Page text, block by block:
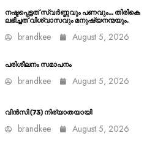
നഷ്ടപ്പെട്ടത് സ്വർണ്ണവും പണവും… തിരികെ
ലഭിച്ചത് വിശ്വാസവും മനുഷ്യനന്മയും.
brandkee August 5, 2026
പരിശീലനം സമാപനം
brandkee August 5, 2026
വിൻസി (73) നിര്യാതയായി
brandkee August 5, 2026